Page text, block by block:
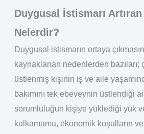
Duygusal İstismarı
Nelerdir?
Duygusal istismarın ortaya
kaynaklanan nedenlerden bazıları;
üstlenmiş kişinin iş ve aile
bakımını tek ebeveynin üstlendiği
sorumluluğun kişiye yüklediği yük
kalkamama, ekonomik koşulların